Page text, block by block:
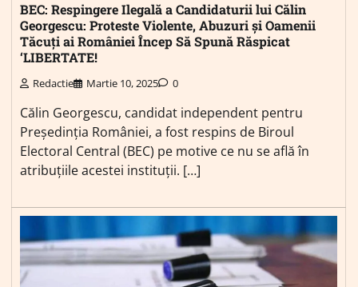
BEC: Respingere Ilegală a Candidaturii lui Călin
Georgescu: Proteste Violente, Abuzuri și Oamenii
Tăcuți ai României Încep Să Spună Răspicat
‘LIBERTATE!
Redactie Martie 10, 2025 0
Călin Georgescu, candidat independent pentru
Președinția României, a fost respins de Biroul
Electoral Central (BEC) pe motive ce nu se află în
atribuțiile acestei instituții. […]